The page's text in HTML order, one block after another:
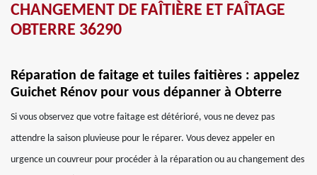
CHANGEMENT DE FAÎTIÈRE ET FAÎTAGE
OBTERRE 36290
Réparation de faitage et tuiles faitières : appelez
Guichet Rénov pour vous dépanner à Obterre
Si vous observez que votre faitage est détérioré, vous ne devez pas
attendre la saison pluvieuse pour le réparer. Vous devez appeler en
urgence un couvreur pour procéder à la réparation ou au changement des